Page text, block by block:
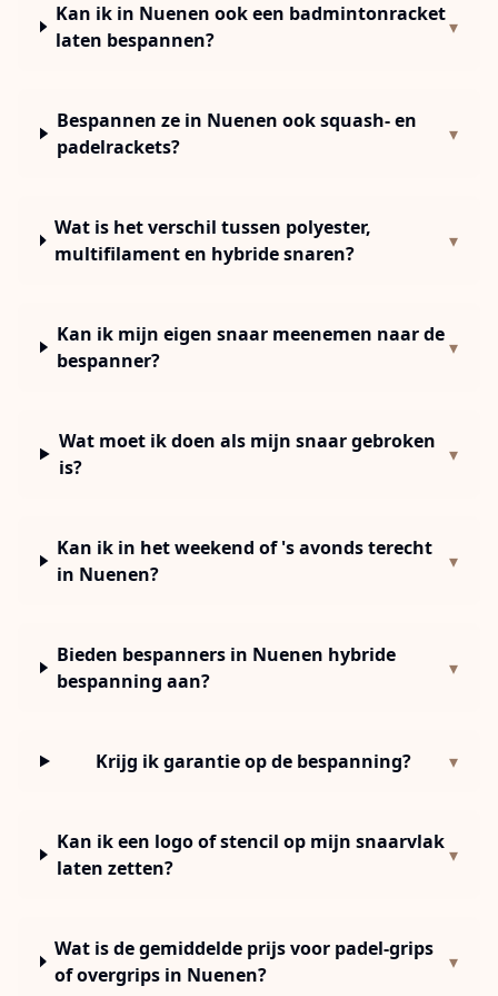
Kan ik in Nuenen ook een badmintonracket
laten bespannen?
▾
Bespannen ze in Nuenen ook squash- en
padelrackets?
▾
Wat is het verschil tussen polyester,
multifilament en hybride snaren?
▾
Kan ik mijn eigen snaar meenemen naar de
bespanner?
▾
Wat moet ik doen als mijn snaar gebroken
is?
▾
Kan ik in het weekend of 's avonds terecht
in Nuenen?
▾
Bieden bespanners in Nuenen hybride
bespanning aan?
▾
Krijg ik garantie op de bespanning? ▾
Kan ik een logo of stencil op mijn snaarvlak
laten zetten?
▾
Wat is de gemiddelde prijs voor padel-grips
of overgrips in Nuenen?
▾